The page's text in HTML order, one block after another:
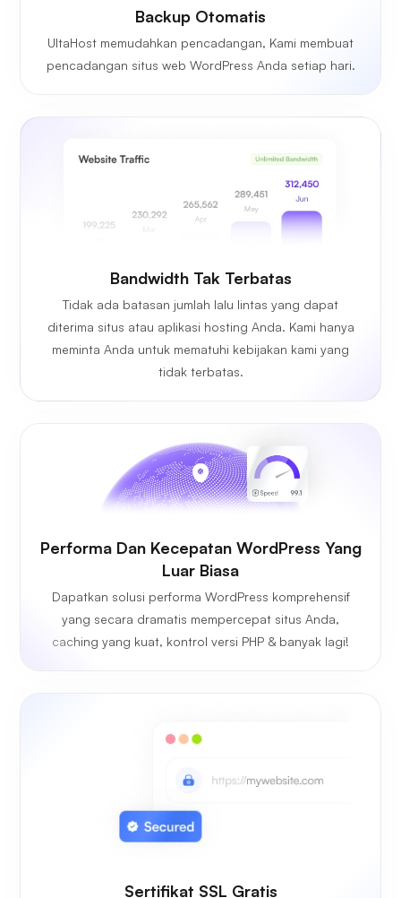
Backup Otomatis
UltaHost memudahkan pencadangan, Kami membuat
pencadangan situs web WordPress Anda setiap hari.
Bandwidth Tak Terbatas
Tidak ada batasan jumlah lalu lintas yang dapat
diterima situs atau aplikasi hosting Anda. Kami hanya
meminta Anda untuk mematuhi kebijakan kami yang
tidak terbatas.
Performa Dan Kecepatan WordPress Yang
Luar Biasa
Dapatkan solusi performa WordPress komprehensif
yang secara dramatis mempercepat situs Anda,
caching yang kuat, kontrol versi PHP & banyak lagi!
Sertifikat SSL Gratis